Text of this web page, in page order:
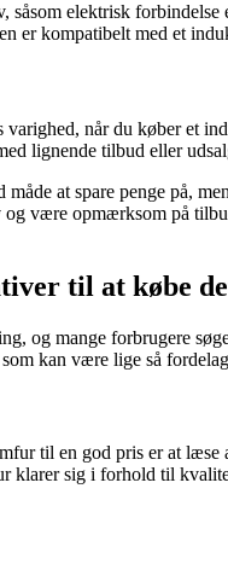
elektrisk
er kompatibelt med et
når du køber et
lignende tilbud eller
at spare penge på,
være opmærksom på
til at købe
og mange forbrugere
kan være lige så
til en god pris er at
klarer sig i forhold til